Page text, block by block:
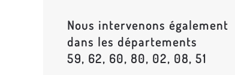
Nous intervenons également
dans les départements
59, 62, 60, 80, 02, 08, 51